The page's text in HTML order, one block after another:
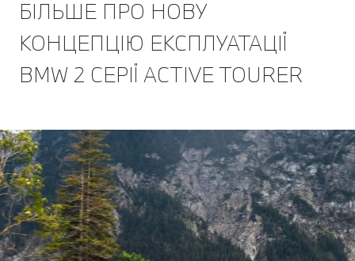
БІЛЬШЕ ПРО НОВУ
КОНЦЕПЦІЮ ЕКСПЛУАТАЦІЇ
BMW 2 СЕРІЇ ACTIVE TOURER